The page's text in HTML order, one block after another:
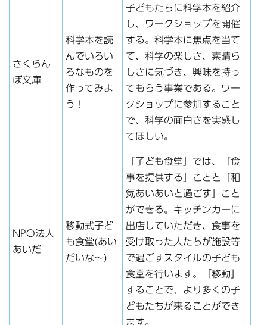
さくらん
ぼ文庫
科学本を読
んでいろい
ろなものを
作ってみよ
う！
子どもたちに科学本を紹介
し、ワークショップを開催
する。科学本に焦点を当て
て、科学の楽しさ、素晴ら
しさに気づき、興味を持っ
てもらう事業である。ワー
クショップに参加すること
で、科学の面白さを実感し
てほしい。
NPO法人
あいだ
移動式子ど
も食堂(あい
だいな～)
「子ども食堂」では、「食
事を提供する」ことと「和
気あいあいと過ごす」こと
ができる。キッチンカーに
出店していただき、食事を
受け取った人たちが施設等
で過ごすスタイルの子ども
食堂を行います。「移動」
することで、より多くの子
どもたちが来ることができ
ます。